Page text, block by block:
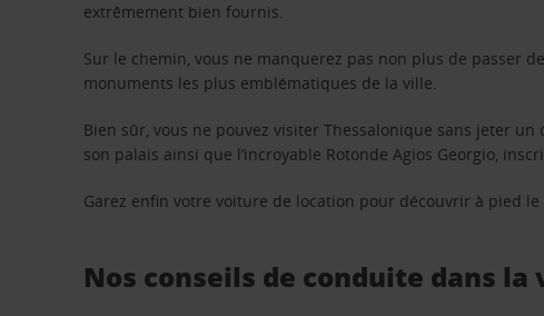
extrêmement bien fournis.
Sur le chemin, vous ne manquerez pas non plus de passer
monuments les plus emblématiques de la ville.
Bien sûr, vous ne pouvez visiter Thessalonique sans jeter
son palais ainsi que l’incroyable Rotonde Agios Georgio,
Garez enfin votre voiture de location pour découvrir à pied le
Nos conseils de conduite dans